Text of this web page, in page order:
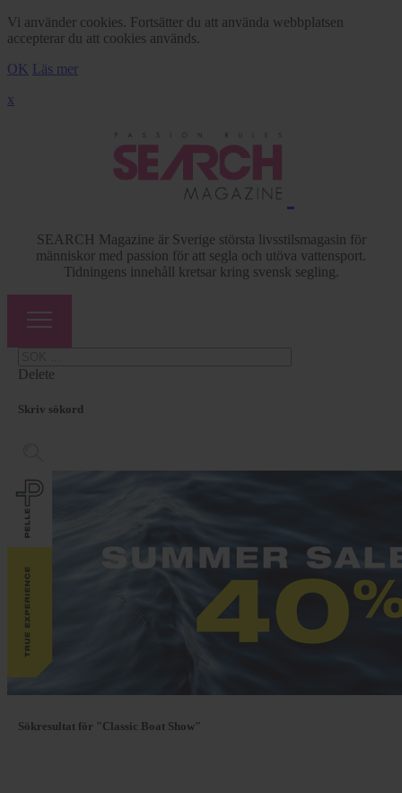
Vi använder cookies. Fortsätter du att använda webbplatsen
accepterar du att cookies används.
OK Läs mer
x
SEARCH Magazine är Sverige största livsstilsmagasin för
människor med passion för att segla och utöva vattensport.
Tidningens innehåll kretsar kring svensk segling.
Delete
Skriv sökord
Sökresultat för "Classic Boat Show"